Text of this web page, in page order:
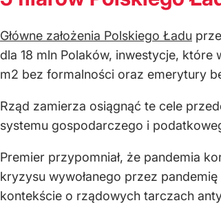
Główne założenia Polskiego Ładu
dla 18 mln Polaków, inwestycje,
m2 bez formalności oraz emerytury
Rząd zamierza osiągnąć te cele
systemu gospodarczego i
Premier przypomniał, że pandemia
kryzysu wywołanego przez pandemię
kontekście o rządowych tarczach